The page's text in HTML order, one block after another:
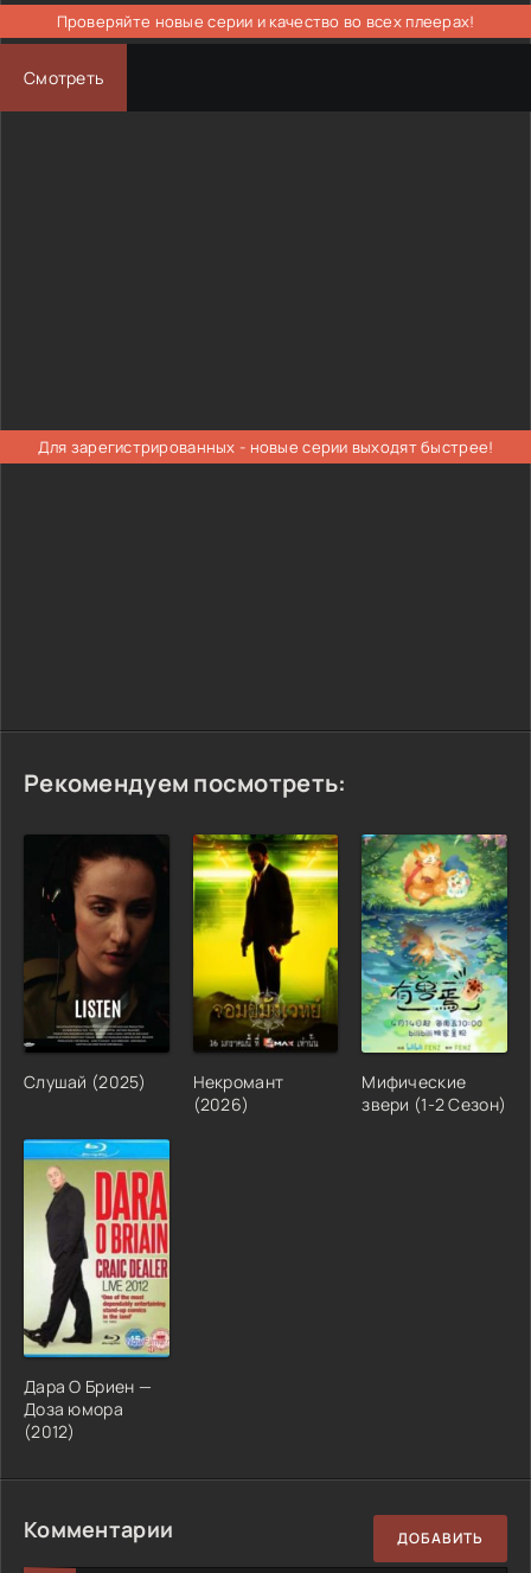
Проверяйте новые серии и качество во всех плеерах!
Смотреть
Для зарегистрированных - новые серии выходят быстрее!
Рекомендуем посмотреть:
Слушай (2025)
Некромант
(2026)
Мифические
звери (1-2 Сезон)
Дара О Бриен —
Доза юмора
(2012)
Комментарии ДОБАВИТЬ